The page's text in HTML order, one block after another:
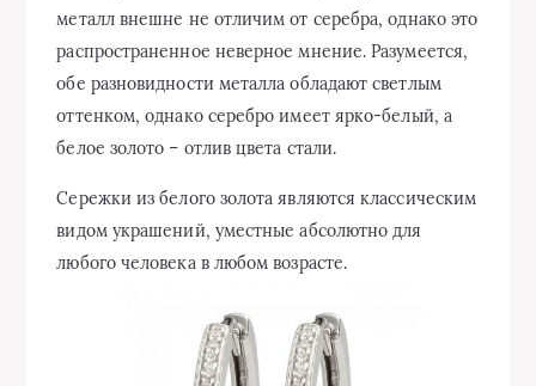
металл внешне не отличим от серебра, однако это
распространенное неверное мнение. Разумеется,
обе разновидности металла обладают светлым
оттенком, однако серебро имеет ярко-белый, а
белое золото – отлив цвета стали.
Сережки из белого золота являются классическим
видом украшений, уместные абсолютно для
любого человека в любом возрасте.